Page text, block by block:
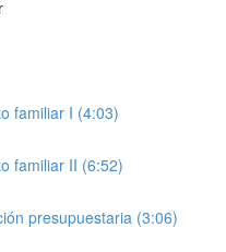
familiar I (4:03)
familiar II (6:52)
presupuestaria (3:06)